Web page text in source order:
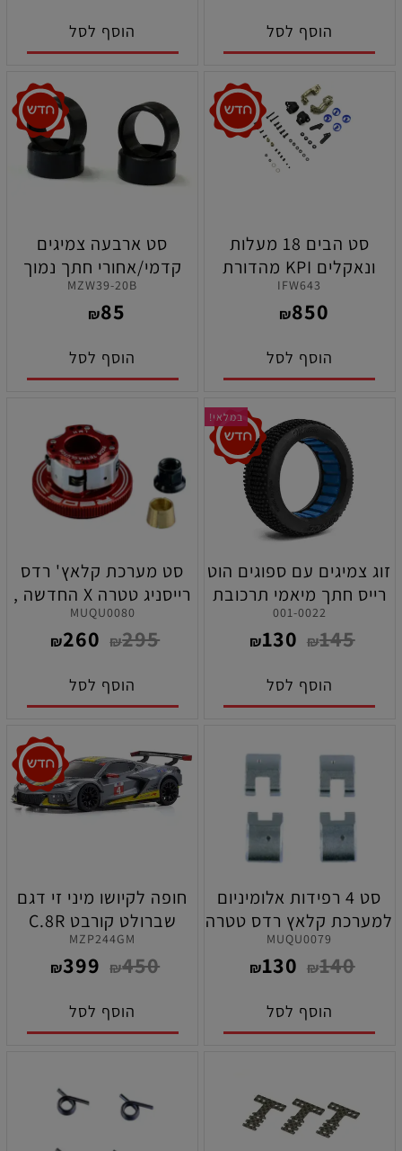
הוסף לסל הוסף לסל
סט הבים 18 מעלות
ונאקלים KPI מהדורת
IFW643
₪850
הוסף לסל
סט ארבעה צמיגים
קדמי/אחורי חתך נמוך
לקיושו מיני זי
MZW39-20B
₪85
הוסף לסל
במלאי!
זוג צמיגים עם ספוגים הוט
רייס חתך מיאמי תרכובת
באגי
001-0022
₪145
₪130
הוסף לסל
סט מערכת קלאץ' רדס
רייסניג טטרה X החדשה ,
פלוייל 32 מ"מ
MUQU0080
₪295
₪260
הוסף לסל
סט 4 רפידות אלומיניום
למערכת קלאץ רדס טטרה
איקס החדשה
MUQU0079
₪140
₪130
הוסף לסל
חופה לקיושו מיני זי דגם
שברולט קורבט C.8R
לקיושו מיני זי 2X4
MZP244GM
₪450
₪399
הוסף לסל